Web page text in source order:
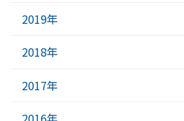
2019年
2018年
2017年